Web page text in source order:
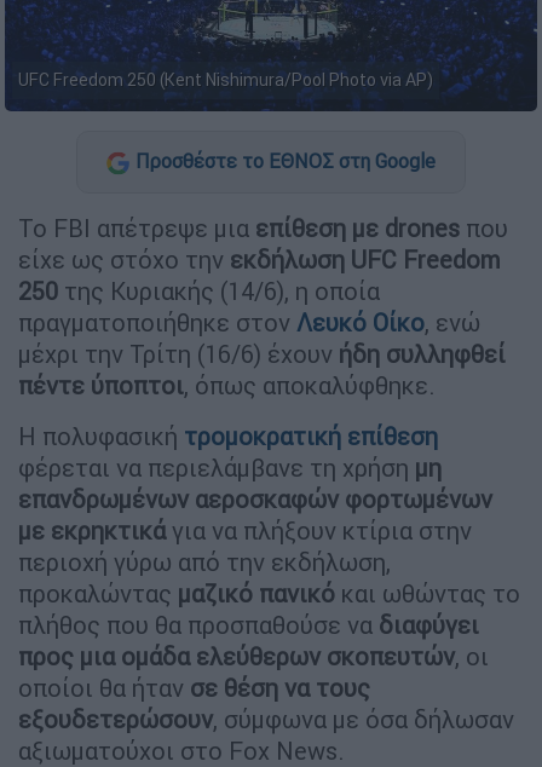
UFC Freedom 250 (Kent Nishimura/Pool Photo via AP)
Προσθέστε το ΕΘΝΟΣ στη Google
Το FBI απέτρεψε μια επίθεση με drones που
είχε ως στόχο την εκδήλωση UFC Freedom
250 της Κυριακής (14/6), η οποία
πραγματοποιήθηκε στον Λευκό Οίκο, ενώ
μέχρι την Τρίτη (16/6) έχουν ήδη συλληφθεί
πέντε ύποπτοι, όπως αποκαλύφθηκε.
Η πολυφασική τρομοκρατική επίθεση
φέρεται να περιελάμβανε τη χρήση μη
επανδρωμένων αεροσκαφών φορτωμένων
με εκρηκτικάγια να πλήξουν κτίρια στην
περιοχή γύρω από την εκδήλωση,
προκαλώντας μαζικό πανικό και ωθώντας το
πλήθος που θα προσπαθούσε να διαφύγει
προς μια ομάδα ελεύθερων σκοπευτών, οι
οποίοι θα ήταν σε θέση να τους
εξουδετερώσουν, σύμφωνα με όσα δήλωσαν
αξιωματούχοι στο Fox News.